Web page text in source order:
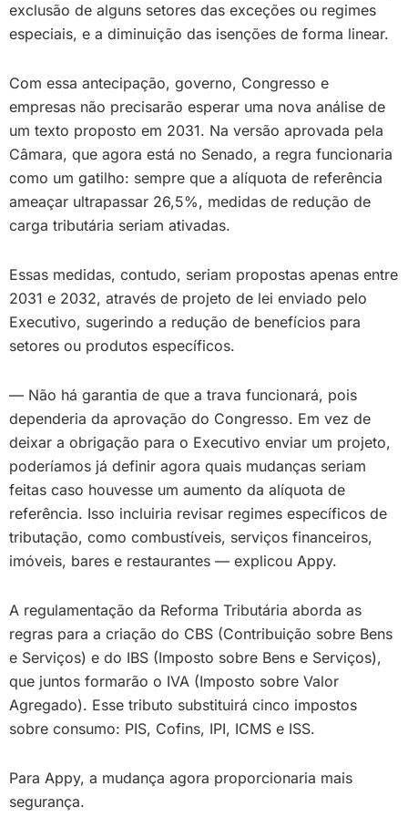
exclusão de alguns setores das exceções ou regimes
especiais, e a diminuição das isenções de forma linear.
Com essa antecipação, governo, Congresso e
empresas não precisarão esperar uma nova análise de
um texto proposto em 2031. Na versão aprovada pela
Câmara, que agora está no Senado, a regra funcionaria
como um gatilho: sempre que a alíquota de referência
ameaçar ultrapassar 26,5%, medidas de redução de
carga tributária seriam ativadas.
Essas medidas, contudo, seriam propostas apenas entre
2031 e 2032, através de projeto de lei enviado pelo
Executivo, sugerindo a redução de benefícios para
setores ou produtos específicos.
— Não há garantia de que a trava funcionará, pois
dependeria da aprovação do Congresso. Em vez de
deixar a obrigação para o Executivo enviar um projeto,
poderíamos já definir agora quais mudanças seriam
feitas caso houvesse um aumento da alíquota de
referência. Isso incluiria revisar regimes específicos de
tributação, como combustíveis, serviços financeiros,
imóveis, bares e restaurantes — explicou Appy.
A regulamentação da Reforma Tributária aborda as
regras para a criação do CBS (Contribuição sobre Bens
e Serviços) e do IBS (Imposto sobre Bens e Serviços),
que juntos formarão o IVA (Imposto sobre Valor
Agregado). Esse tributo substituirá cinco impostos
sobre consumo: PIS, Cofins, IPI, ICMS e ISS.
Para Appy, a mudança agora proporcionaria mais
segurança.